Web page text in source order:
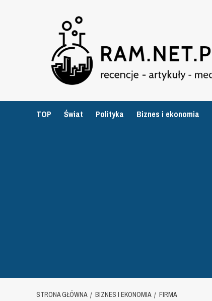
TOP Świat Polityka Biznes i ekonomia
STRONA GŁÓWNA BIZNES I EKONOMIA FIRMA